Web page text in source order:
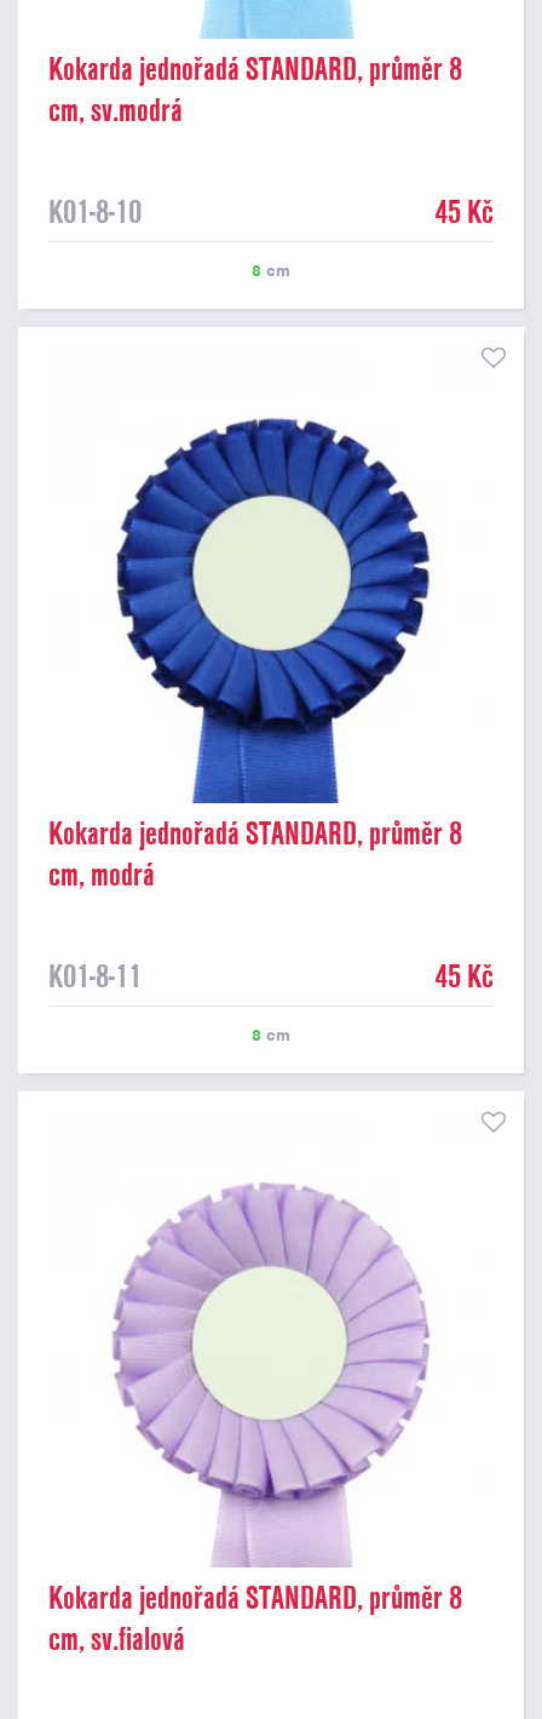
Kokarda jednořadá STANDARD, průměr 8
cm, sv.modrá
K01-8-10 45 Kč
8 cm
Kokarda jednořadá STANDARD, průměr 8
cm, modrá
K01-8-11 45 Kč
8 cm
Kokarda jednořadá STANDARD, průměr 8
cm, sv.fialová